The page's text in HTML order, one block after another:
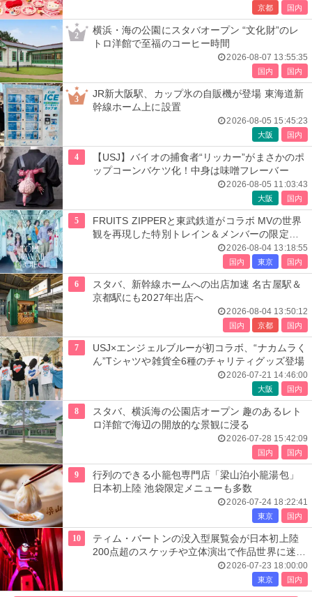
京都 国内
2
横浜・海の公園にスタバオープン “文化財”のレ
トロ洋館で至福のコーヒー時間
2026-08-07 13:55:35
国内 国内
3
JR新大阪駅、カップ氷の自販機が登場 東海道新
幹線ホーム上に設置
2026-08-05 15:45:23
大阪 国内
4
【USJ】バイオの捕食者“リッカー”がまさかのポ
ップコーンバケツ化！中身は味噌フレーバー
2026-08-05 11:03:43
大阪 国内
5
FRUITS ZIPPERと東武鉄道がコラボ MVの世界
観を再現した特別トレイン＆メンバーの限定ア
2026-08-04 13:18:55
国内 東京 国内
6
スタバ、新幹線ホームへの出店加速 名古屋駅＆
京都駅にも2027年出店へ
2026-08-04 13:50:12
国内 京都 国内
7
USJ×エンジェルブルーが初コラボ、“ナカムラく
ん”Tシャツや雑貨全6種のチャリティグッズ登場
2026-07-21 14:46:00
大阪 国内
8
スタバ、横浜海の公園店オープン 趣のあるレト
ロ洋館で海辺の開放的な景観に浸る
2026-07-28 15:42:09
国内 国内
9
行列のできる小籠包専門店「梁山泊小籠湯包」
日本初上陸 池袋限定メニューも多数
2026-07-24 18:22:41
東京 国内
10
ティム・バートンの没入型展覧会が日本初上陸
200点超のスケッチや立体演出で作品世界に迷い
2026-07-23 18:00:00
東京 国内